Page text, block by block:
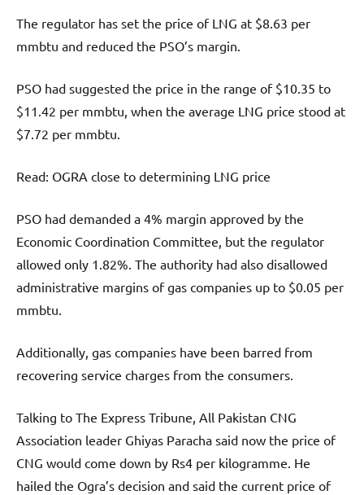
The regulator has set the price of LNG at $8.63 per
mmbtu and reduced the PSO’s margin.
PSO had suggested the price in the range of $10.35 to
$11.42 per mmbtu, when the average LNG price stood at
$7.72 per mmbtu.
Read: OGRA close to determining LNG price
PSO had demanded a 4% margin approved by the
Economic Coordination Committee, but the regulator
allowed only 1.82%. The authority had also disallowed
administrative margins of gas companies up to $0.05 per
mmbtu.
Additionally, gas companies have been barred from
recovering service charges from the consumers.
Talking to The Express Tribune, All Pakistan CNG
Association leader Ghiyas Paracha said now the price of
CNG would come down by Rs4 per kilogramme. He
hailed the Ogra’s decision and said the current price of